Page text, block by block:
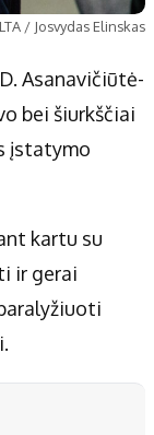
/ Josvydas Elinskas
Asanavičiūtė-
bei šiurkščiai
įstatymo
kartu su
ir gerai